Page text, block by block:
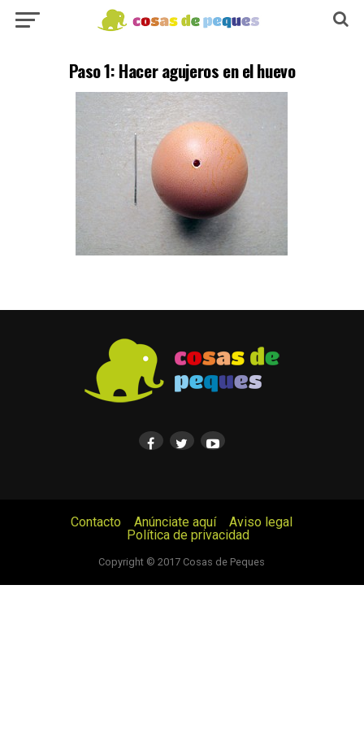
Paso 1: Hacer agujeros en el huevo
Contacto Anúnciate aquí
Aviso legal
Política de privacidad
Copyright © 2017 Cosas de Peques